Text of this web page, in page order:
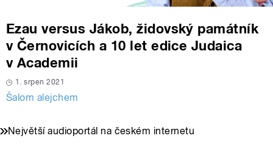
Ezau versus Jákob, židovský památník
v Černovicích a 10 let edice Judaica
v Academii
1. srpen 2021
Šalom alejchem
Největší audioportál na českém internetu